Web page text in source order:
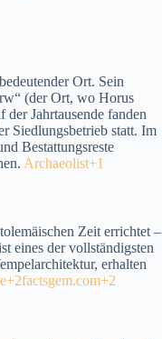
Ort. Sein
(der Ort, wo Horus
der Jahrtausende fanden
Siedlungsbetrieb statt. Im
Bestattungsreste
Archaeolist+1
Zeit errichtet –
eines der vollständigsten
erhalten